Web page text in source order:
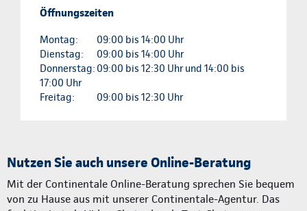
Öffnungszeiten
Montag:
09:00 bis 14:00 Uhr
Dienstag:
09:00 bis 14:00 Uhr
Donnerstag: 09:00 bis 12:30 Uhr und 14:00 bis
17:00 Uhr
Freitag:
09:00 bis 12:30 Uhr
Nutzen Sie auch unsere Online-Beratung
Mit der Continentale Online-Beratung sprechen Sie bequem
von zu Hause aus mit unserer Continentale-Agentur. Das